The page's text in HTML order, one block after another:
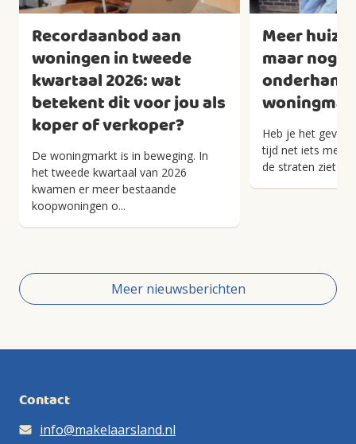
Recordaanbod aan
woningen in tweede
kwartaal 2026: wat
betekent dit voor jou als
koper of verkoper?
De woningmarkt is in beweging. In
het tweede kwartaal van 2026
kwamen er meer bestaande
koopwoningen o...
Meer
maar nog
Heb je het
tijd net iets meer
de straten ziet
Meer nieuwsberichten
Contact
info@makelaarsland.nl